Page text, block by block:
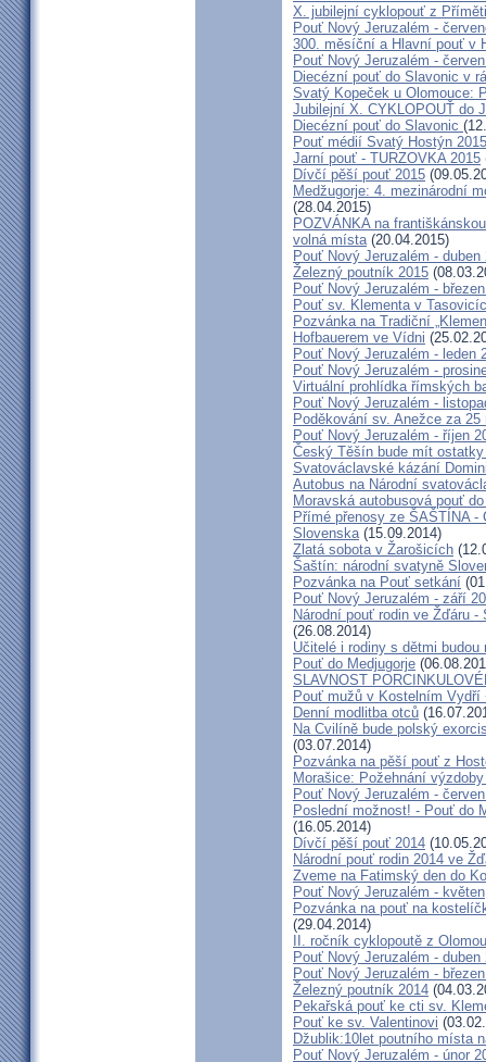
X. jubilejní cyklopouť z
Pouť Nový Jeruzalém -
300. měsíční a Hlavní pouť v
Pouť Nový Jeruzalém -
Diecézní pouť do Slavonic v
Svatý Kopeček u Olomouce:
Jubilejní X. CYKLOPOUŤ do
Diecézní pouť do Slavonic
Pouť médií Svatý Hostýn 2015
Jarní pouť - TURZOVKA 2015
Dívčí pěší pouť 2015
Medžugorje: 4. mezinárodní
(28.04.2015)
POZVÁNKA na
volná místa(20.04.2015)
Pouť Nový Jeruzalém - duben
Železný poutník 2015
Pouť Nový Jeruzalém -
Pouť sv. Klementa v
Pozvánka na Tradiční
Hofbauerem ve Vídni
Pouť Nový Jeruzalém - leden
Pouť Nový Jeruzalém -
Virtuální prohlídka římských
Pouť Nový Jeruzalém -
Poděkování sv. Anežce za 25
Pouť Nový Jeruzalém - říjen
Český Těšín bude mít
Svatováclavské kázání
Autobus na Národní
Moravská autobusová pouť
Přímé přenosy ze ŠAŠTÍNA -
Slovenska(15.09.2014)
Zlatá sobota v Žarošicích
Šaštín: národní svatyně
Pozvánka na Pouť setkání
Pouť Nový Jeruzalém - září
Národní pouť rodin ve Žďáru
(26.08.2014)
Učitelé i rodiny s dětmi
Pouť do Medjugorje
SLAVNOST
Pouť mužů v Kostelním Vydří
Denní modlitba otců
Na Cvilíně bude polský
(03.07.2014)
Pozvánka na pěší pouť z
Morašice: Požehnání
Pouť Nový Jeruzalém -
Poslední možnost! - Pouť do
(16.05.2014)
Dívčí pěší pouť 2014
Národní pouť rodin 2014 ve
Zveme na Fatimský den do
Pouť Nový Jeruzalém - květen
Pozvánka na pouť na
(29.04.2014)
II. ročník cyklopoutě z
Pouť Nový Jeruzalém - duben
Pouť Nový Jeruzalém -
Železný poutník 2014
Pekařská pouť ke cti sv.
Pouť ke sv. Valentinovi
Džublik:10let poutního místa
Pouť Nový Jeruzalém - únor